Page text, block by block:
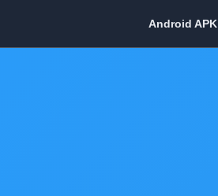
Android APK